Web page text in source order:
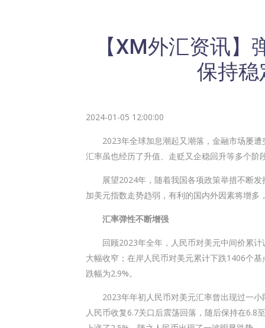
【XM外汇资讯
保持稳
2024-01-05 12:00:00
2023年全球加息潮起又潮落，金融市场屡遭
汇率虽也经历了升值、走贬又企稳回升等多个阶
展望2024年，随着我国各项政策举措不断发
加美元指数走势趋弱，有利的国内外因素将增多
汇率弹性不断增强
回顾2023年全年，人民币对美元中间价累计
大幅收窄；在岸人民币对美元累计下跌1406个
跌幅为2.9%。
2023年年初人民币对美元汇率曾出现过一小
人民币收复6.7关口后震荡回落，随后保持在6.8